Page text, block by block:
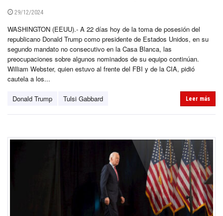
29/12/2024
WASHINGTON (EEUU).- A 22 días hoy de la toma de posesión del
republicano Donald Trump como presidente de Estados Unidos, en su
segundo mandato no consecutivo en la Casa Blanca, las
preocupaciones sobre algunos nominados de su equipo continúan.
William Webster, quien estuvo al frente del FBI y de la CIA, pidió
cautela a los...
Donald Trump Tulsi Gabbard Leer más